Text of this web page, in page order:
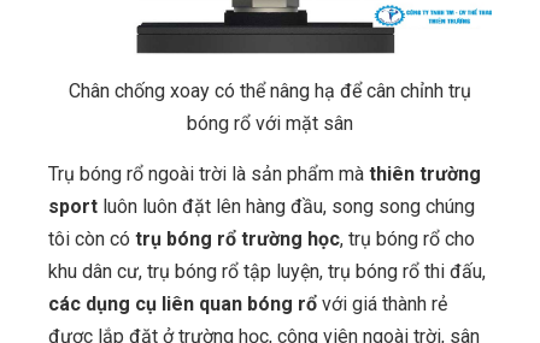
Chân chống xoay có thể nâng hạ để cân chỉnh trụ
bóng rổ với mặt sân
Trụ bóng rổ ngoài trời là sản phẩm mà thiên trường
sport luôn luôn đặt lên hàng đầu, song song chúng
tôi còn có trụ bóng rổ trường học, trụ bóng rổ cho
khu dân cư, trụ bóng rổ tập luyện, trụ bóng rổ thi đấu,
các dụng cụ liên quan bóng rổ với giá thành rẻ
được lắp đặt ở trường học, công viên ngoài trời, sân